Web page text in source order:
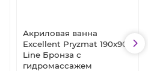
Акриловая ванна
Excellent Pryzmat 190x90
Line Бронза с
гидромассажем